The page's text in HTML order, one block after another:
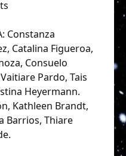
Constanza
Catalina Figueroa,
Consuelo
Pardo, Tais
Heyermann.
Kathleen Brandt,
Barrios, Thiare